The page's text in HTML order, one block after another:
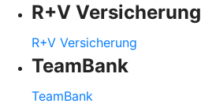
R+V Versicherung
R+V Versicherung
TeamBank
TeamBank